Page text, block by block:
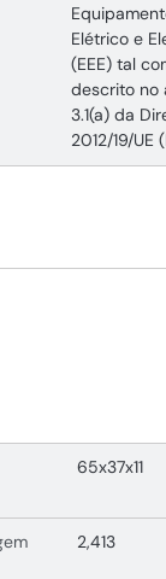
Elétrico e
(EEE) tal
descrito no
3.1(a) da
2012/19/UE
65x37x11
2,413